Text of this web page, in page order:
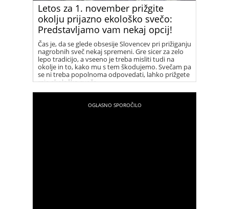
Letos za 1. november prižgite
okolju prijazno ekološko svečo:
Predstavljamo vam nekaj opcij!
Čas je, da se glede obsesije Slovencev pri prižiganju
nagrobnih sveč nekaj spremeni. Gre sicer za zelo
lepo tradicijo, a vseeno je treba misliti tudi na
okolje in to, kako mu s tem škodujemo. Svečam pa
se ni treba popolnoma odpovedati, lahko prižgete
raje ekološko svečo.